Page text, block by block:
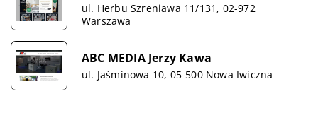
ul. Herbu Szreniawa 11/131, 02-972
Warszawa
ABC MEDIA Jerzy Kawa
ul. Jaśminowa 10, 05-500 Nowa Iwiczna